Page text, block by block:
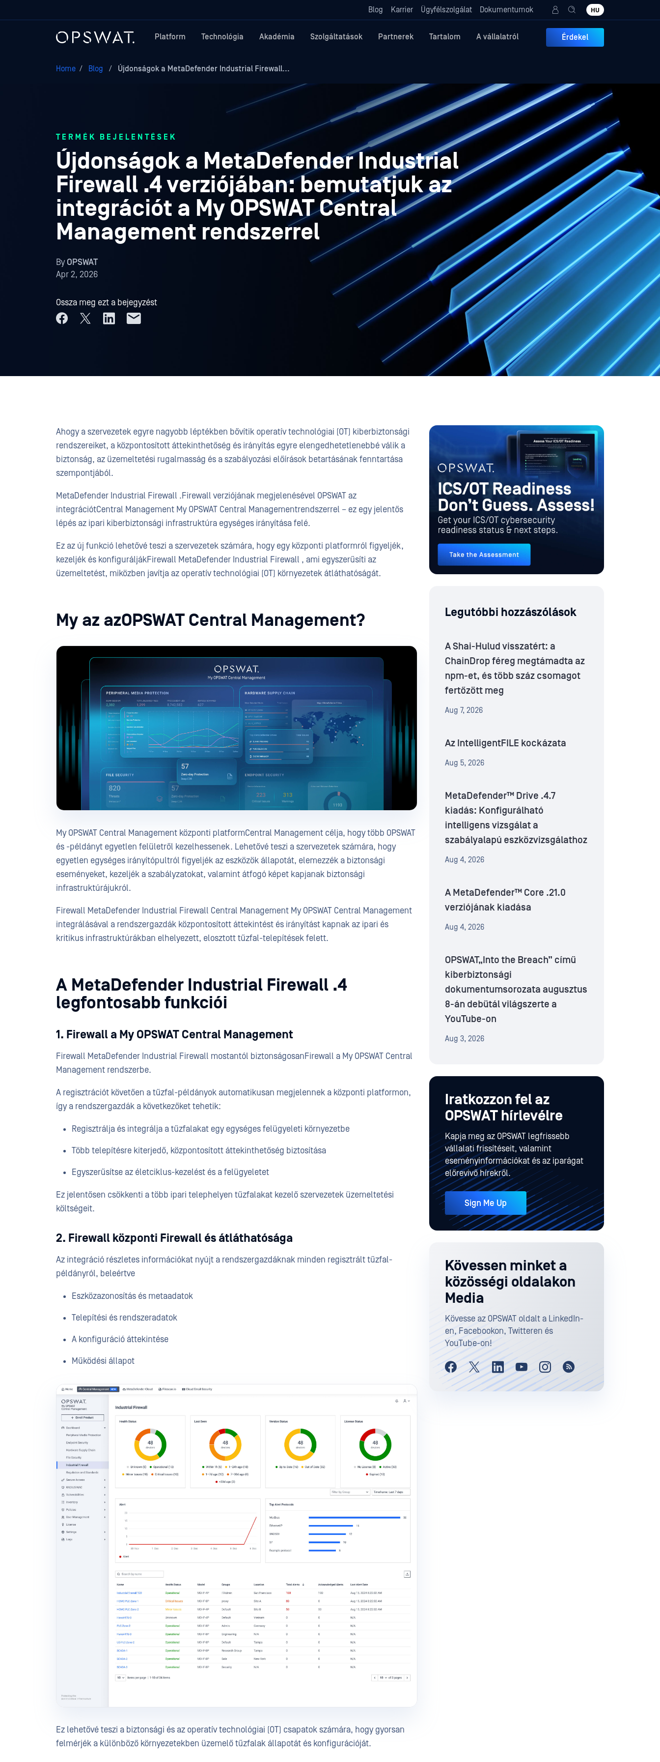
Blog Karrier Ügyfélszolgálat Dokumentumok HU
Platform Technológia Akadémia Szolgáltatások Partnerek Tartalom A vállalatról Érdekel
Home / Blog / Újdonságok a MetaDefender Industrial Firewall...
TERMÉK BEJELENTÉSEK
Újdonságok a MetaDefender Industrial
Firewall .4 verziójában: bemutatjuk az
integrációt a My OPSWAT Central
Management rendszerrel
ByOPSWAT
Apr 2, 2026
Ossza meg ezt a bejegyzést
Ahogy a szervezetek egyre nagyobb léptékben bővítik operatív technológiai (OT) kiberbiztonsági
rendszereiket, a központosított áttekinthetőség és irányítás egyre elengedhetetlenebbé válik a
biztonság, az üzemeltetési rugalmasság és a szabályozási előírások betartásának fenntartása
szempontjából.
MetaDefender Industrial Firewall .Firewall verziójának megjelenésével OPSWAT az
integrációtCentral Management My OPSWAT Central Managementrendszerrel – ez egy jelentős
lépés az ipari kiberbiztonsági infrastruktúra egységes irányítása felé.
Ez az új funkció lehetővé teszi a szervezetek számára, hogy egy központi platformról figyeljék,
kezeljék és konfiguráljákFirewall MetaDefender Industrial Firewall , ami egyszerűsíti az
üzemeltetést, miközben javítja az operatív technológiai (OT) környezetek átláthatóságát.
My az azOPSWAT Central Management?
My OPSWAT Central Management központi platformCentral Management célja, hogy több OPSWAT
és -példányt egyetlen felületről kezelhessenek. Lehetővé teszi a szervezetek számára, hogy
egyetlen egységes irányítópultról figyeljék az eszközök állapotát, elemezzék a biztonsági
eseményeket, kezeljék a szabályzatokat, valamint átfogó képet kapjanak biztonsági
infrastruktúrájukról.
Firewall MetaDefender Industrial Firewall Central Management My OPSWAT Central Management
integrálásával a rendszergazdák központosított áttekintést és irányítást kapnak az ipari és
kritikus infrastruktúrákban elhelyezett, elosztott tűzfal-telepítések felett.
A MetaDefender Industrial Firewall .4
legfontosabb funkciói
1. Firewall a My OPSWAT Central Management
Firewall MetaDefender Industrial Firewall mostantól biztonságosanFirewall a My OPSWAT Central
Management rendszerbe.
A regisztrációt követően a tűzfal-példányok automatikusan megjelennek a központi platformon,
így a rendszergazdák a következőket tehetik:
Regisztrálja és integrálja a tűzfalakat egy egységes felügyeleti környezetbe
Több telepítésre kiterjedő, központosított áttekinthetőség biztosítása
Egyszerűsítse az életciklus-kezelést és a felügyeletet
Ez jelentősen csökkenti a több ipari telephelyen tűzfalakat kezelő szervezetek üzemeltetési
költségeit.
2. Firewall központi Firewall és átláthatósága
Az integráció részletes információkat nyújt a rendszergazdáknak minden regisztrált tűzfal-
példányról, beleértve
Eszközazonosítás és metaadatok
Telepítési és rendszeradatok
A konfiguráció áttekintése
Működési állapot
Ez lehetővé teszi a biztonsági és az operatív technológiai (OT) csapatok számára, hogy gyorsan
felmérjék a különböző környezetekben üzemelő tűzfalak állapotát és konfigurációját.
Legutóbbi hozzászólások
A Shai-Hulud visszatért: a
ChainDrop féreg megtámadta az
npm-et, és több száz csomagot
fertőzött meg
Aug 7, 2026
Az IntelligentFILE kockázata
Aug 5, 2026
MetaDefender™ Drive .4.7
kiadás: Konfigurálható
intelligens vizsgálat a
szabályalapú eszközvizsgálathoz
Aug 4, 2026
A MetaDefender™ Core .21.0
verziójának kiadása
Aug 4, 2026
OPSWAT„Into the Breach” című
kiberbiztonsági
dokumentumsorozata augusztus
8-án debütál világszerte a
YouTube-on
Aug 3, 2026
Iratkozzon fel az
OPSWAT hírlevélre
Kapja meg az OPSWAT legfrissebb
vállalati frissítéseit, valamint
eseményinformációkat és az iparágat
előrevivő hírekről.
Sign Me Up
Kövessen minket a
közösségi oldalakon
Media
Kövesse az OPSWAT oldalt a LinkedIn-
en, Facebookon, Twitteren és
YouTube-on!